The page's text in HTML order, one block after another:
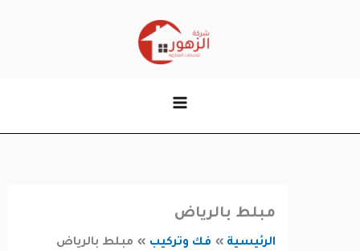
مبلط بالرياض
الرئيسية فك وتركيب مبلط بالرياض